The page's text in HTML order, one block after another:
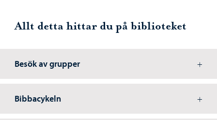
Allt detta hittar du på biblioteket
Besök av grupper
Bibbacykeln